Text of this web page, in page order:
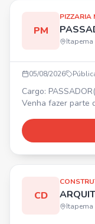
PM
PIZZARIA
Itapema
05/08/2026
Cargo: PASSADOR(A) DE
Venha fazer parte do nosso time!
oportunidade de
valorização. Interessados, entrem em contato com Gabriel
CD
Itapema